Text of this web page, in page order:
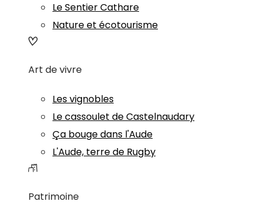
Le Sentier Cathare
Nature et écotourisme
Art de vivre
Les vignobles
Le cassoulet de Castelnaudary
Ça bouge dans l'Aude
L'Aude, terre de Rugby
Patrimoine